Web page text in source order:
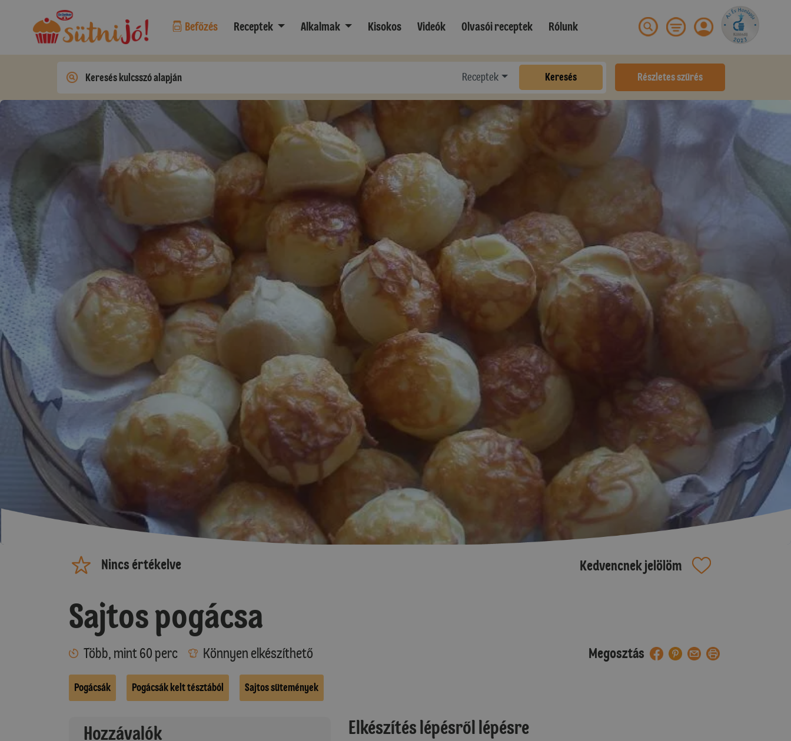
Befőzés Receptek Alkalmak Kisokos Videók Olvasói receptek Rólunk
Receptek Keresés Részletes szűrés
Nincs értékelve Kedvencnek jelölöm
Sajtos pogácsa
Több, mint 60 perc Könnyen elkészíthető Megosztás
Pogácsák Pogácsák kelt tésztából Sajtos sütemények
Hozzávalók Elkészítés lépésről lépésre